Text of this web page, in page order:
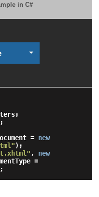
in C#
Toggle Dropdown
= new
);
, new
=